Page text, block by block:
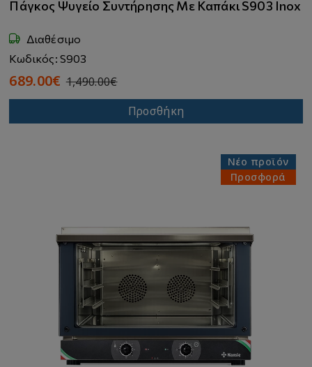
Πάγκος Ψυγείο Συντήρησης Με Καπάκι S903 Inox
Διαθέσιμο
Κωδικός: S903
689.00€ 1,490.00€
Προσθήκη
Νέο προϊόν
Προσφορά